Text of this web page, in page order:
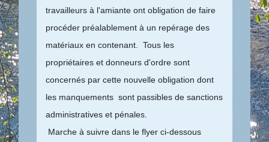
travailleurs à l'amiante ont obligation de faire
procéder préalablement à un repérage des
matériaux en contenant. Tous les
propriétaires et donneurs d'ordre sont
concernés par cette nouvelle obligation dont
les manquements sont passibles de sanctions
administratives et pénales.
Marche à suivre dans le flyer ci-dessous